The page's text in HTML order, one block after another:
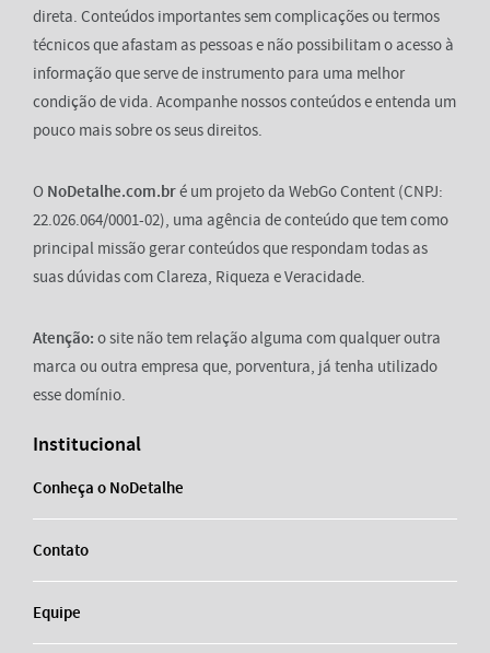
direta. Conteúdos importantes sem complicações ou termos
técnicos que afastam as pessoas e não possibilitam o acesso à
informação que serve de instrumento para uma melhor
condição de vida. Acompanhe nossos conteúdos e entenda um
pouco mais sobre os seus direitos.
O NoDetalhe.com.bré um projeto da WebGo Content (CNPJ:
22.026.064/0001-02), uma agência de conteúdo que tem como
principal missão gerar conteúdos que respondam todas as
suas dúvidas com Clareza, Riqueza e Veracidade.
Atenção: o site não tem relação alguma com qualquer outra
marca ou outra empresa que, porventura, já tenha utilizado
esse domínio.
Institucional
Conheça o NoDetalhe
Contato
Equipe